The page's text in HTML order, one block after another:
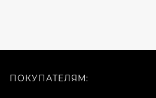
ПОКУПАТЕЛЯМ: